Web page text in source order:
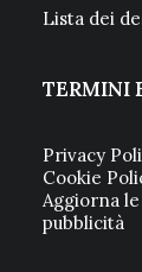
Lista dei
TERMINI
Privacy
Cookie
Aggiorna
pubblicità